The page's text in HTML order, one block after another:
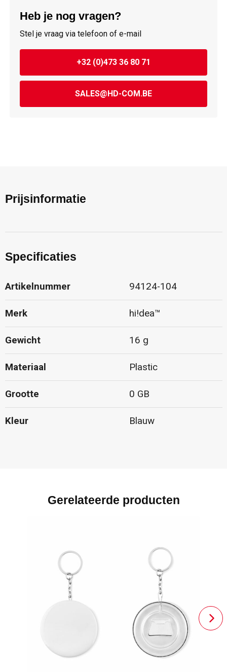
Heb je nog vragen?
Stel je vraag via telefoon of e-mail
+32 (0)473 36 80 71
SALES@HD-COM.BE
Prijsinformatie
Specificaties
Artikelnummer 94124-104
Merk hi!dea™
Gewicht 16 g
Materiaal Plastic
Grootte 0 GB
Kleur Blauw
Gerelateerde producten